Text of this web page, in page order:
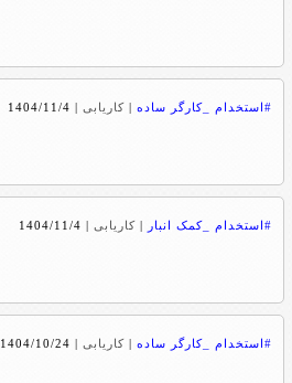
#استخدام _کارگر ساده | کاریابی|
1404/11/4
#استخدام _کمک انبار | کاریابی|
1404/11/4
#استخدام _کارگر ساده | کاریابی|
1404/10/24